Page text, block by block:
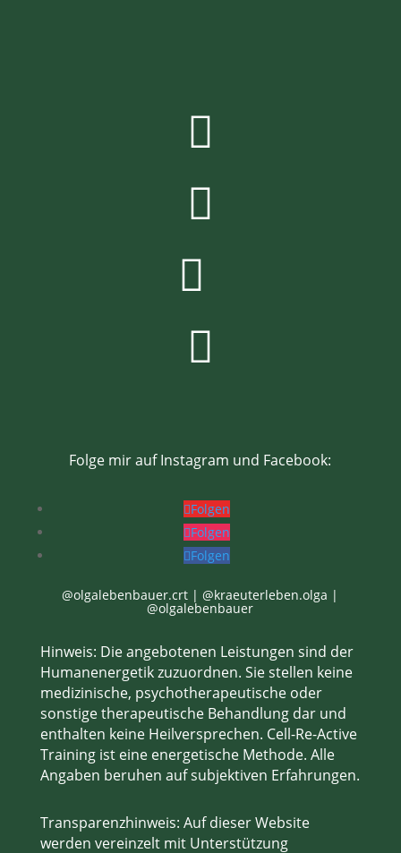




Folge mir auf Instagram und Facebook:
Folgen
Folgen
Folgen
@olgalebenbauer.crt | @kraeuterleben.olga |
@olgalebenbauer
Hinweis: Die angebotenen Leistungen sind der
Humanenergetik zuzuordnen. Sie stellen keine
medizinische, psychotherapeutische oder
sonstige therapeutische Behandlungdar und
enthalten keine Heilversprechen. Cell-Re-Active
Training ist eine energetische Methode. Alle
Angaben beruhen auf subjektiven Erfahrungen.
Transparenzhinweis: Auf dieser Website
werden vereinzelt mit Unterstützung